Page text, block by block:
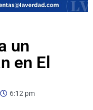
un
en El
6:12 pm